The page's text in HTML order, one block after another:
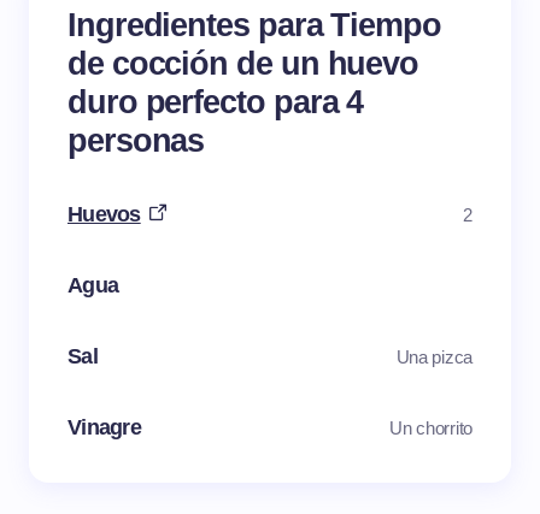
Ingredientes para Tiempo
de cocción de un huevo
duro perfecto para 4
personas
Huevos 2
Agua
Sal Una pizca
Vinagre Un chorrito